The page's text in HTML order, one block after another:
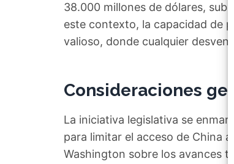
38.000 millones de dólares,
este contexto, la capacidad de
valioso, donde cualquier
Consideraciones
La iniciativa legislativa se
para limitar el acceso de China
Washington sobre los avances